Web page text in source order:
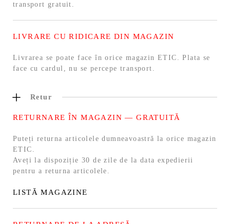
transport gratuit.
LIVRARE CU RIDICARE DIN MAGAZIN
Livrarea se poate face în orice magazin ETIC. Plata se
face cu cardul, nu se percepe transport.
Retur
RETURNARE ÎN MAGAZIN — GRATUITĂ
Puteți returna articolele dumneavoastră la orice magazin
ETIC.
Aveți la dispoziție 30 de zile de la data expedierii
pentru a returna articolele.
LISTĂ MAGAZINE